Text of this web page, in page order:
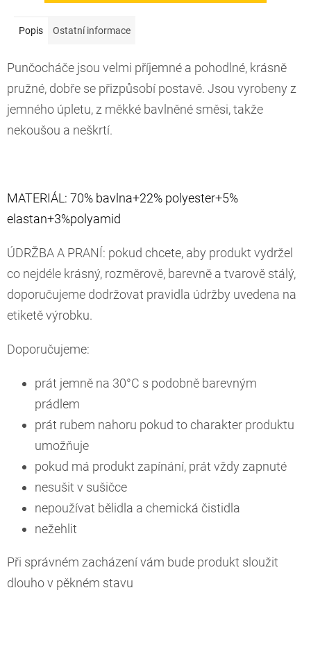
Popis Ostatní informace
Punčocháče jsou velmi příjemné a pohodlné, krásně
pružné, dobře se přizpůsobí postavě. Jsou vyrobeny z
jemného úpletu, z měkké bavlněné směsi, takže
nekoušou a neškrtí.
MATERIÁL: 70% bavlna+22% polyester+5%
elastan+3%polyamid
ÚDRŽBA A PRANÍ: pokud chcete, aby produkt vydržel
co nejdéle krásný, rozměrově, barevně a tvarově stálý,
doporučujeme dodržovat pravidla údržby uvedena na
etiketě výrobku.
Doporučujeme:
prát jemně na 30°C s podobně barevným
prádlem
prát rubem nahoru pokud to charakter produktu
umožňuje
pokud má produkt zapínání, prát vždy zapnuté
nesušit v sušičce
nepoužívat bělidla a chemická čistidla
nežehlit
Při správném zacházení vám bude produkt sloužit
dlouho v pěkném stavu